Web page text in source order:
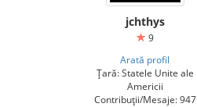
jchthys
9
Arată profil
Țară: Statele Unite ale
Americii
Contribuții/Mesaje: 947